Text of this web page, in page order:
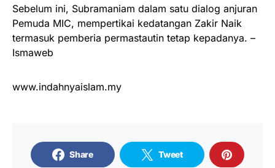
Sebelum ini, Subramaniam dalam satu dialog anjuran
Pemuda MIC, mempertikai kedatangan Zakir Naik
termasuk pemberia permastautin tetap kepadanya. –
Ismaweb
www.indahnyaislam.my
Share Tweet